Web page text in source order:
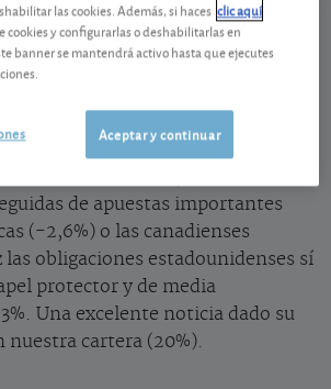
a la baja
va desde el viernes 28 de agosto al
0,8%. La parte de obligaciones
de las bolsas, pero no
de apuestas importantes
(-2,6%) o las canadienses
las obligaciones estadounidenses sí
protector y de media
Una excelente noticia dado su
nuestra cartera (20%).
las cookies. Además, si haces clic aquí
cookies y configurarlas o deshabilitarlas en
banner se mantendrá activo hasta que ejecutes
Aceptar y continuar